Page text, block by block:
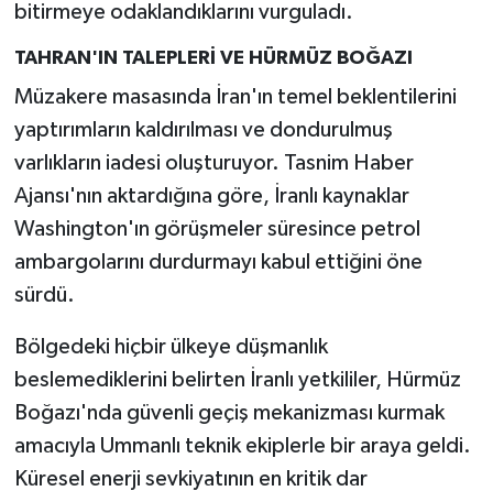
bitirmeye odaklandıklarını vurguladı.
TAHRAN'IN TALEPLERİ VE HÜRMÜZ BOĞAZI
Müzakere masasında İran'ın temel beklentilerini
yaptırımların kaldırılması ve dondurulmuş
varlıkların iadesi oluşturuyor. Tasnim Haber
Ajansı'nın aktardığına göre, İranlı kaynaklar
Washington'ın görüşmeler süresince petrol
ambargolarını durdurmayı kabul ettiğini öne
sürdü.
Bölgedeki hiçbir ülkeye düşmanlık
beslemediklerini belirten İranlı yetkililer, Hürmüz
Boğazı'nda güvenli geçiş mekanizması kurmak
amacıyla Ummanlı teknik ekiplerle bir araya geldi.
Küresel enerji sevkiyatının en kritik dar